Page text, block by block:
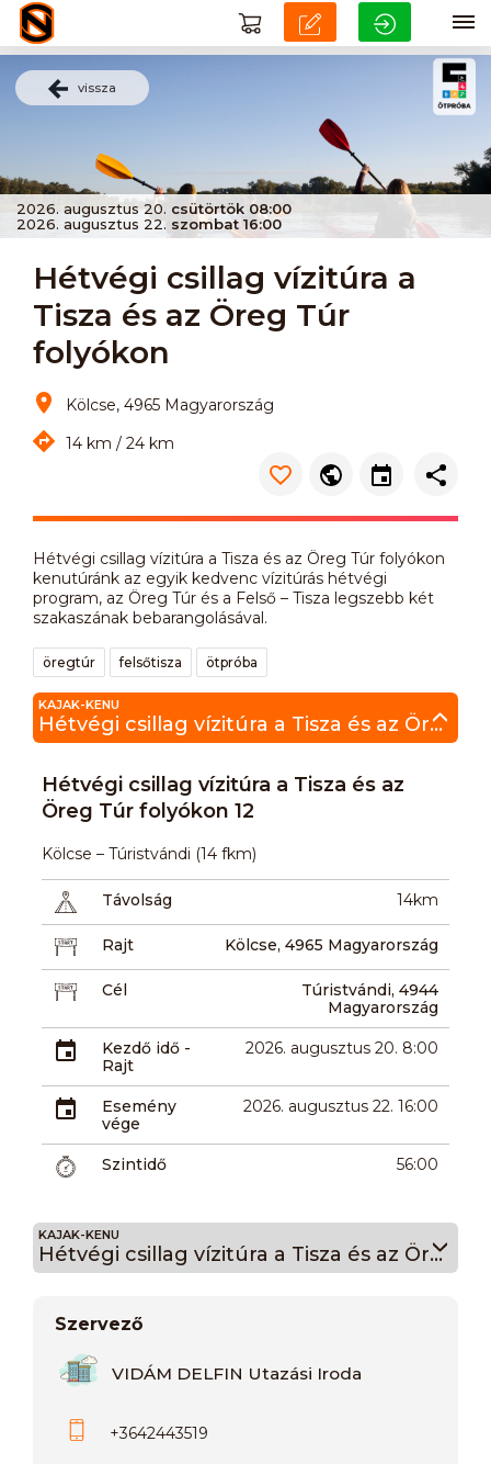
vissza
2026. augusztus 20. csütörtök 08:00
2026. augusztus 22. szombat 16:00
Hétvégi csillag vízitúra a
Tisza és az Öreg Túr
folyókon
Kölcse, 4965 Magyarország
14 km / 24 km
Hétvégi csillag vízitúra a Tisza és az Öreg Túr folyókon
kenutúránk az egyik kedvenc vízitúrás hétvégi
program, az Öreg Túr és a Felső – Tisza legszebb két
szakaszának bebarangolásával.
öregtúr felsőtisza ötpróba
KAJAK-KENU
Hétvégi csillag vízitúra a Tisza és az Öreg Túr folyókon 12
Hétvégi csillag vízitúra a Tisza és az
Öreg Túr folyókon 12
Kölcse – Túristvándi (14 fkm)
Távolság 14km
Rajt Kölcse, 4965 Magyarország
Cél
Túristvándi, 4944
Magyarország
Kezdő idő -
Rajt
2026. augusztus 20. 8:00
Esemény
vége
2026. augusztus 22. 16:00
Szintidő 56:00
KAJAK-KENU
Hétvégi csillag vízitúra a Tisza és az Öreg Túr folyókon 24
Szervező
VIDÁM DELFIN Utazási Iroda
+3642443519